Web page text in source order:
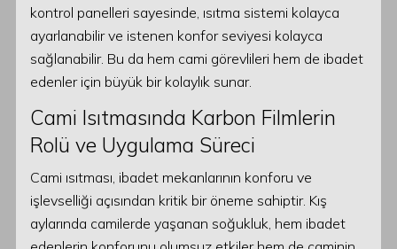
kontrol panelleri sayesinde, ısıtma sistemi kolayca
ayarlanabilir ve istenen konfor seviyesi kolayca
sağlanabilir. Bu da hem cami görevlileri hem de ibadet
edenler için büyük bir kolaylık sunar.
Cami Isıtmasında Karbon Filmlerin
Rolü ve Uygulama Süreci
Cami ısıtması, ibadet mekanlarının konforu ve
işlevselliği açısından kritik bir öneme sahiptir. Kış
aylarında camilerde yaşanan soğukluk, hem ibadet